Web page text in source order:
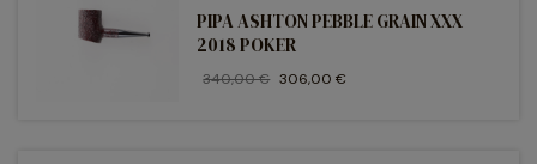
PIPA ASHTON PEBBLE GRAIN XXX
2018 POKER
340,00 € 306,00 €